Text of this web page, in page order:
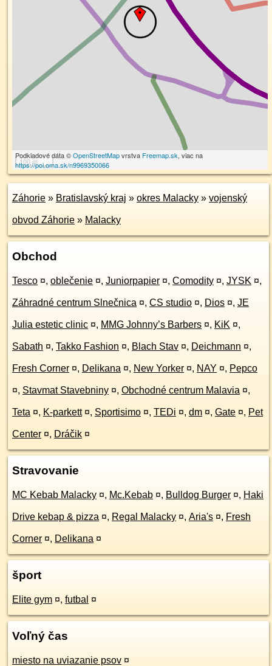
100 m
Podkladové dáta ©OpenStreetMapvrstva Freemap.sk, viac na
https://poi.oma.sk/n9969350066
Záhorie » Bratislavský kraj » okres Malacky » vojenský
obvod Záhorie » Malacky
Obchod
Tesco ¤, oblečenie ¤, Juniorpapier ¤, Comodity ¤, JYSK ¤,
Záhradné centrum Slnečnica ¤, CS studio ¤, Dios ¤, JE
Julia estetic clinic ¤, MMG Johnny’s Barbers ¤, KiK ¤,
Sabath ¤, Takko Fashion ¤, Blach Stav ¤, Deichmann ¤,
Fresh Corner ¤, Delikana ¤, New Yorker ¤, NAY ¤, Pepco
¤, Stavmat Stavebniny ¤, Obchodné centrum Malavia ¤,
Teta ¤, K-parkett ¤, Sportisimo ¤, TEDi ¤, dm ¤, Gate ¤, Pet
Center ¤, Dráčik ¤
Stravovanie
MC Kebab Malacky ¤, Mc.Kebab ¤, Bulldog Burger ¤, Haki
Drive kebap & pizza ¤, Regal Malacky ¤, Aria's ¤, Fresh
Corner ¤, Delikana ¤
šport
Elite gym ¤, futbal ¤
Voľný čas
miesto na uviazanie psov ¤